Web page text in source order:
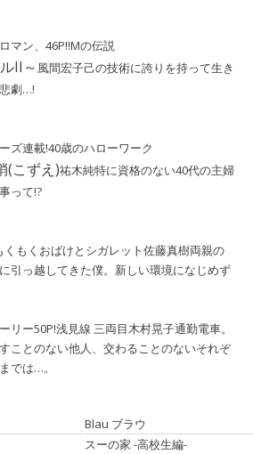
マン、46P!!Mの伝説
II～ 風間宏子己の技術に誇りを持って生き
劇…!
ズ連載!40歳のハローワーク
(こずえ)祐木純特に資格のない40代の主婦
って!?
くもくおばけとシガレット佐藤真樹両親の
引っ越してきた僕。新しい環境になじめず
リー50P!浅見線 三両目木村晃子通勤電車。
ことのない他人、交わることのないそれぞ
では…。
Blau ブラウ
スーの家 -高校生編-